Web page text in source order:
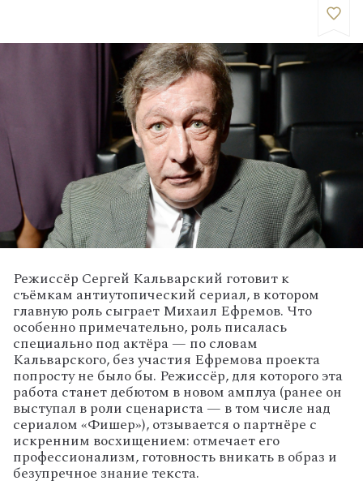
Режиссёр Сергей Кальварский готовит к
съёмкам антиутопический сериал, в котором
главную роль сыграет Михаил Ефремов. Что
особенно примечательно, роль писалась
специально под актёра — по словам
Кальварского, без участия Ефремова проекта
попросту не было бы. Режиссёр, для которого эта
работа станет дебютом в новом амплуа (ранее он
выступал в роли сценариста — в том числе над
сериалом «Фишер»), отзывается о партнёре с
искренним восхищением: отмечает его
профессионализм, готовность вникать в образ и
безупречное знание текста.